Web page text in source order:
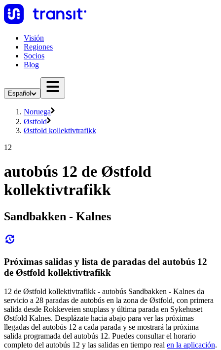
Visión
Regiones
Socios
Blog
Español
Noruega
Østfold
Østfold kollektivtrafikk
12
autobús 12 de Østfold
kollektivtrafikk
Sandbakken - Kalnes
Próximas salidas y lista de paradas del autobús 12
de Østfold kollektivtrafikk
12 de Østfold kollektivtrafikk - autobús Sandbakken - Kalnes da
servicio a 28 paradas de autobús en la zona de Østfold, con primera
salida desde Rokkeveien snuplass y última parada en Sykehuset
Østfold Kalnes. Desplázate hacia abajo para ver las próximas
llegadas del autobús 12 a cada parada y se mostrará la próxima
salida programada del autobús 12. Puedes consultar el horario
completo del autobús 12 y las salidas en tiempo real en la aplicación.